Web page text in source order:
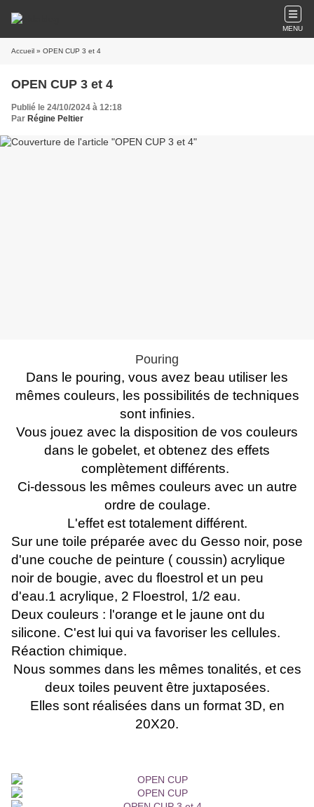
MENU
Accueil » OPEN CUP 3 et 4
OPEN CUP 3 et 4
Publié le 24/10/2024 à 12:18
Par Régine Peltier
Pouring
Dans le pouring, vous avez beau utiliser les
mêmes couleurs, les possibilités de techniques
sont infinies.
Vous jouez avec la disposition de vos couleurs
dans le gobelet, et obtenez des effets
complètement différents.
Ci-dessous les mêmes couleurs avec un autre
ordre de coulage.
L'effet est totalement différent.
Sur une toile préparée avec du Gesso noir, pose
d'une couche de peinture ( coussin) acrylique
noir de bougie, avec du floestrol et un peu
d'eau.1 acrylique, 2 Floestrol, 1/2 eau.
Deux couleurs : l'orange et le jaune ont du
silicone. C'est lui qui va favoriser les cellules.
Réaction chimique.
Nous sommes dans les mêmes tonalités, et ces
deux toiles peuvent être juxtaposées.
Elles sont réalisées dans un format 3D, en
20X20.